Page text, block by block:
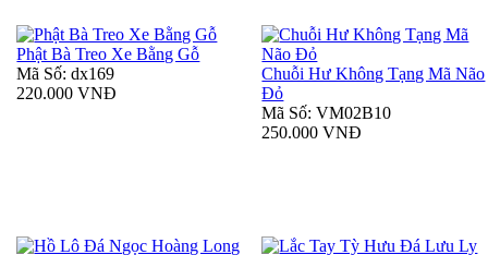
Phật Bà Treo Xe Bằng Gỗ
Mã Số: dx169
220.000 VNĐ
Chuỗi Hư Không Tạng Mã Não
Đỏ
Mã Số: VM02B10
250.000 VNĐ